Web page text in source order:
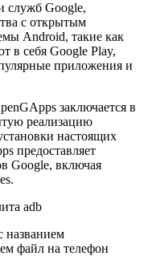
служб Google,
с открытым
Android, такие как
в себя Google Play,
приложения и
заключается в
реализацию
настоящих
предоставляет
Google, включая
adb
названием
файл на телефон